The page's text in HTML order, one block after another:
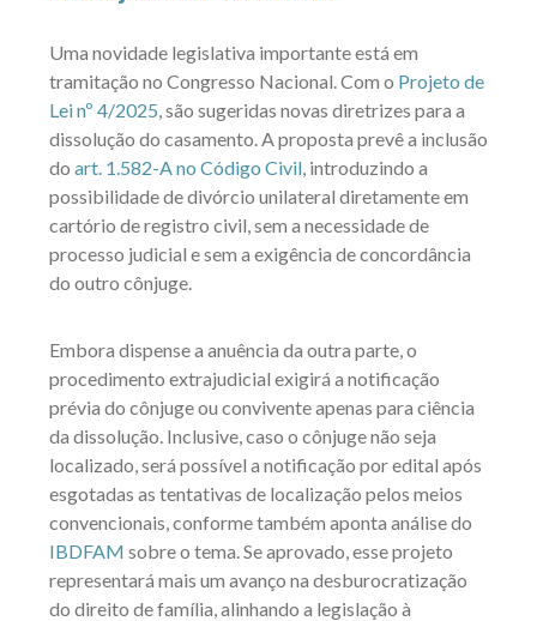
Uma novidade legislativa importante está em
tramitação no Congresso Nacional. Com o Projeto de
Lei nº 4/2025 , são sugeridas novas diretrizes para a
dissolução do casamento. A proposta prevê a inclusão
do art. 1.582-A no Código Civil , introduzindo a
possibilidade de divórcio unilateral diretamente em
cartório de registro civil, sem a necessidade de
processo judicial e sem a exigência de concordância
do outro cônjuge.
Embora dispense a anuência da outra parte, o
procedimento extrajudicial exigirá a notificação
prévia do cônjuge ou convivente apenas para ciência
da dissolução. Inclusive, caso o cônjuge não seja
localizado, será possível a notificação por edital após
esgotadas as tentativas de localização pelos meios
convencionais, conforme também aponta análise do
IBDFAM sobre o tema. Se aprovado, esse projeto
representará mais um avanço na desburocratização
do direito de família, alinhando a legislação à